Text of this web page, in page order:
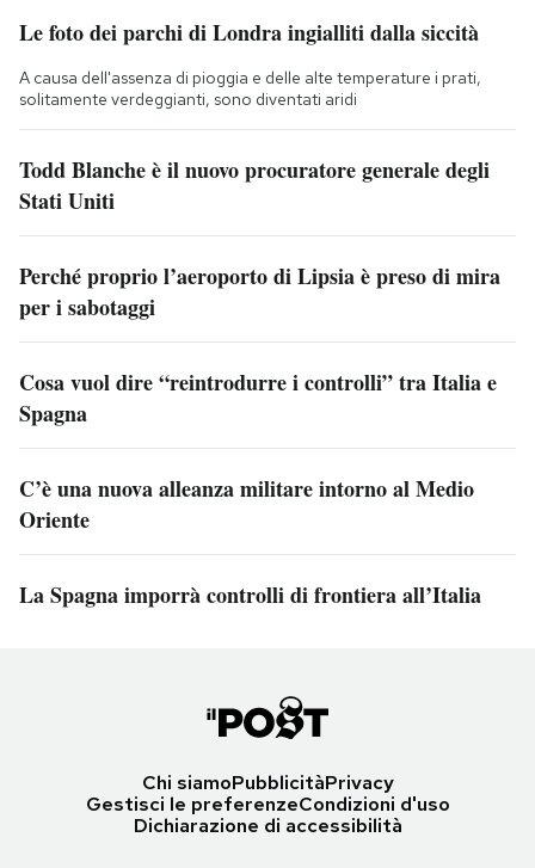
Le foto dei parchi di Londra ingialliti dalla siccità
A causa dell'assenza di pioggia e delle alte temperature i prati,
solitamente verdeggianti, sono diventati aridi
Todd Blanche è il nuovo procuratore generale degli
Stati Uniti
Perché proprio l’aeroporto di Lipsia è preso di mira
per i sabotaggi
Cosa vuol dire “reintrodurre i controlli” tra Italia e
Spagna
C’è una nuova alleanza militare intorno al Medio
Oriente
La Spagna imporrà controlli di frontiera all’Italia
Chi siamoPubblicitàPrivacy
Gestisci le preferenzeCondizioni d'uso
Dichiarazione di accessibilità